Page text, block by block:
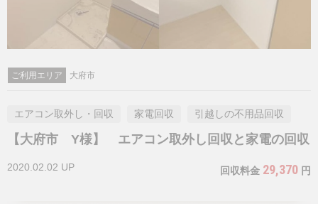
ご利用エリア 大府市
エアコン取外し・回収 家電回収 引越しの不用品回収
【大府市 Y様】 エアコン取外し回収と家電の回収
2020.02.02 UP 回収料金 29,370 円